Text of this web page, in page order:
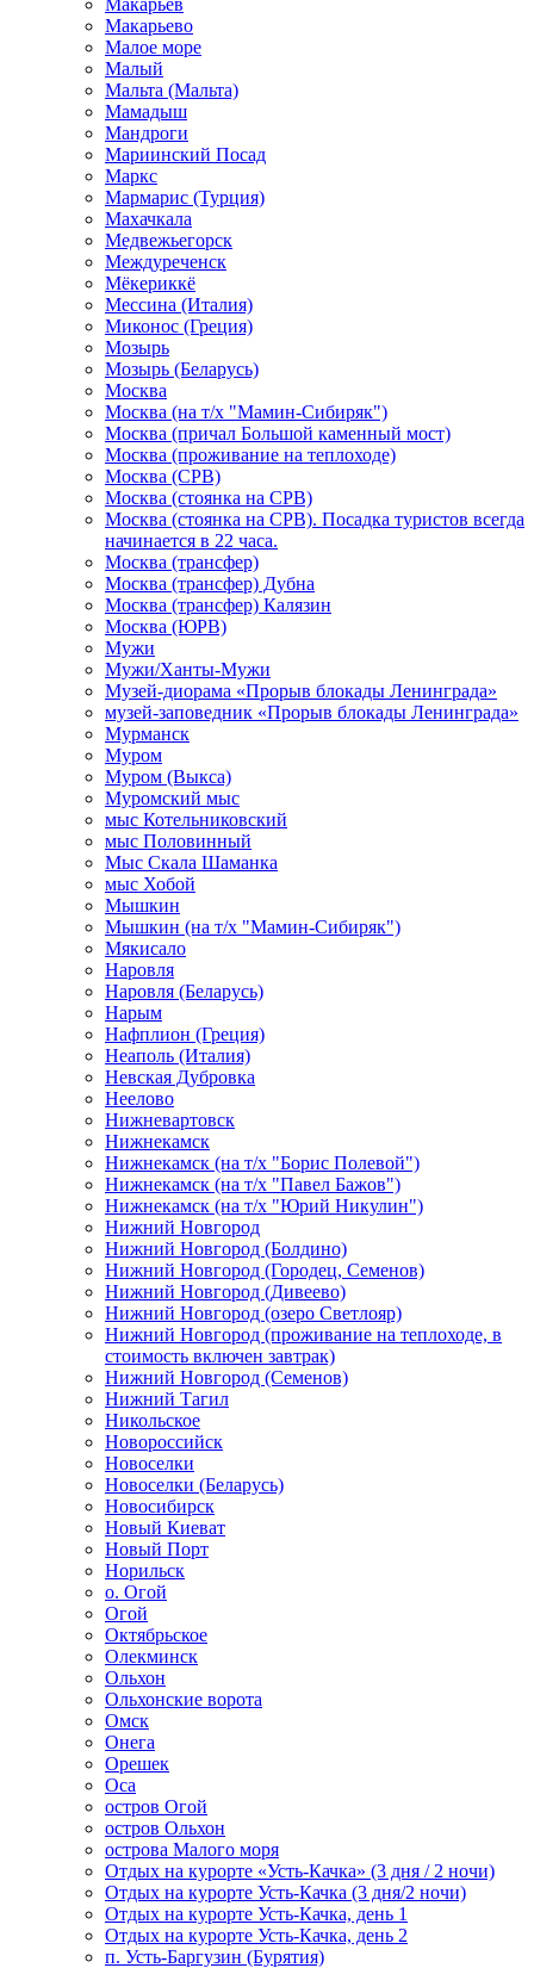
Макарьев
Макарьево
Малое море
Малый
Мальта (Мальта)
Мамадыш
Мандроги
Мариинский Посад
Маркс
Мармарис (Турция)
Махачкала
Медвежьегорск
Междуреченск
Мёкериккё
Мессина (Италия)
Миконос (Греция)
Мозырь
Мозырь (Беларусь)
Москва
Москва (на т/х "Мамин-Сибиряк")
Москва (причал Большой каменный мост)
Москва (проживание на теплоходе)
Москва (СРВ)
Москва (стоянка на СРВ)
Москва (стоянка на СРВ). Посадка туристов всегда
начинается в 22 часа.
Москва (трансфер)
Москва (трансфер) Дубна
Москва (трансфер) Калязин
Москва (ЮРВ)
Мужи
Мужи/Ханты-Мужи
Музей-диорама «Прорыв блокады Ленинграда»
музей-заповедник «Прорыв блокады Ленинграда»
Мурманск
Муром
Муром (Выкса)
Муромский мыс
мыс Котельниковский
мыс Половинный
Мыс Скала Шаманка
мыс Хобой
Мышкин
Мышкин (на т/х "Мамин-Сибиряк")
Мякисало
Наровля
Наровля (Беларусь)
Нарым
Нафплион (Греция)
Неаполь (Италия)
Невская Дубровка
Неелово
Нижневартовск
Нижнекамск
Нижнекамск (на т/х "Борис Полевой")
Нижнекамск (на т/х "Павел Бажов")
Нижнекамск (на т/х "Юрий Никулин")
Нижний Новгород
Нижний Новгород (Болдино)
Нижний Новгород (Городец, Семенов)
Нижний Новгород (Дивеево)
Нижний Новгород (озеро Светлояр)
Нижний Новгород (проживание на теплоходе, в
стоимость включен завтрак)
Нижний Новгород (Семенов)
Нижний Тагил
Никольское
Новороссийск
Новоселки
Новоселки (Беларусь)
Новосибирск
Новый Киеват
Новый Порт
Норильск
о. Огой
Огой
Октябрьское
Олекминск
Ольхон
Ольхонские ворота
Омск
Онега
Орешек
Оса
остров Огой
остров Ольхон
острова Малого моря
Отдых на курорте «Усть-Качка» (3 дня / 2 ночи)
Отдых на курорте Усть-Качка (3 дня/2 ночи)
Отдых на курорте Усть-Качка, день 1
Отдых на курорте Усть-Качка, день 2
п. Усть-Баргузин (Бурятия)